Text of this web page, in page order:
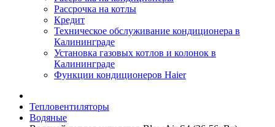
Рассрочка на котлы
Кредит
Техническое обслуживание кондиционера в
Калининграде
Установка газовых котлов и колонок в
Калининграде
Функции кондиционеров Haier
Тепловентиляторы
Водяные